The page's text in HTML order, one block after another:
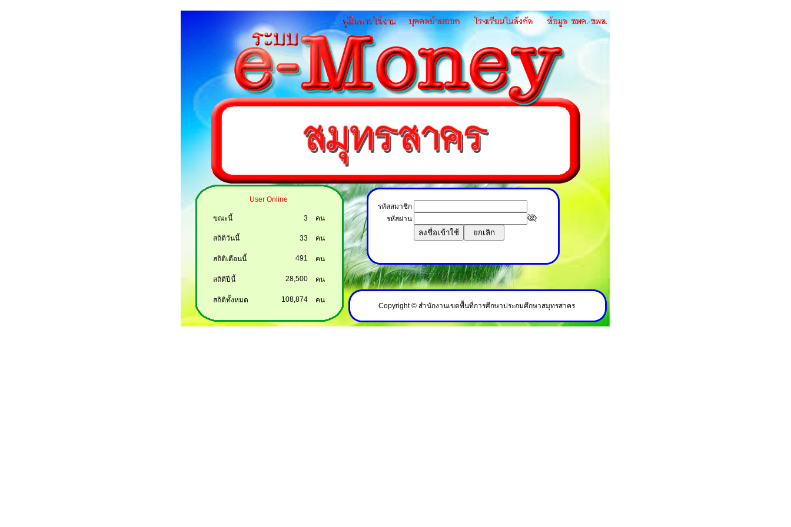
User Online
ขณะนี้ 3 คน
สถิติวันนี้ 33 คน
สถิติเดือนนี้ 491 คน
สถิติปีนี้ 28,500 คน
สถิติทั้งหมด 108,874 คน
รหัสสมาชิก
รหัสผ่าน
Copyright © สำนักงานเขตพื้นที่การศึกษาประถมศึกษาสมุทรสาคร